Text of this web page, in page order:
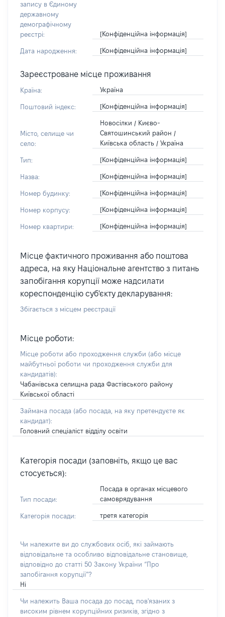
запису в Єдиному
державному
демографічному
реєстрі:
[Конфіденційна інформація]
Дата народження: [Конфіденційна інформація]
Зареєстроване місце проживання
Країна: Україна
Поштовий індекс: [Конфіденційна інформація]
Місто, селище чи
село:
Новосілки / Києво-
Святошинський район /
Київська область / Україна
Тип: [Конфіденційна інформація]
Назва: [Конфіденційна інформація]
Номер будинку: [Конфіденційна інформація]
Номер корпусу: [Конфіденційна інформація]
Номер квартири: [Конфіденційна інформація]
Місце фактичного проживання або поштова
адреса, на яку Національне агентство з питань
запобігання корупції може надсилати
кореспонденцію суб'єкту декларування:
Збігається з місцем реєстрації
Місце роботи:
Місце роботи або проходження служби (або місце
майбутньої роботи чи проходження служби для
кандидатів):
Чабанівська селищна рада Фастівського району
Київської області
Займана посада (або посада, на яку претендуєте як
кандидат):
Головний спеціаліст відділу освіти
Категорія посади (заповніть, якщо це вас
стосується):
Тип посади:
Посада в органах місцевого
самоврядування
Категорія посади: третя категорія
Чи належите ви до службових осіб, які займають
відповідальне та особливо відповідальне становище,
відповідно до статті 50 Закону України “Про
запобігання корупції”?
Ні
Чи належить Ваша посада до посад, пов'язаних з
високим рівнем корупційних ризиків, згідно з